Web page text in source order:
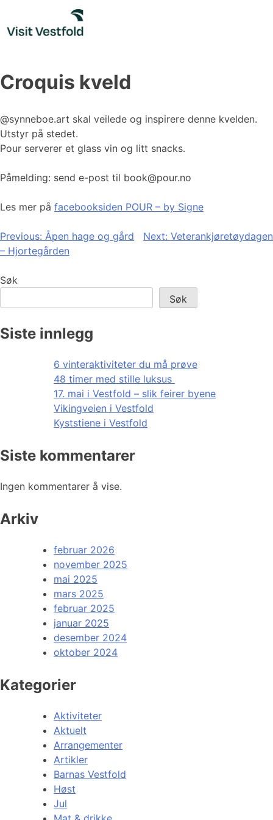
content
Croquis kveld
@synneboe.art skal veilede og inspirere denne kvelden.
Utstyr på stedet.
Pour serverer et glass vin og litt snacks.
Påmelding: send e-post til book@pour.no
Les mer på facebooksiden POUR – by Signe
Innleggsnavigasjon
Previous: Åpen hage og gård
– Hjortegården
Next: Veterankjøretøydagen
Søk
Søk
Siste innlegg
6 vinteraktiviteter du må prøve
48 timer med stille luksus
17. mai i Vestfold – slik feirer byene
Vikingveien i Vestfold
Kyststiene i Vestfold
Siste kommentarer
Ingen kommentarer å vise.
Arkiv
februar 2026
november 2025
mai 2025
mars 2025
februar 2025
januar 2025
desember 2024
oktober 2024
Kategorier
Aktiviteter
Aktuelt
Arrangementer
Artikler
Barnas Vestfold
Høst
Jul